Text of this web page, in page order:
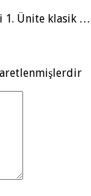
1. Ünite klasik …